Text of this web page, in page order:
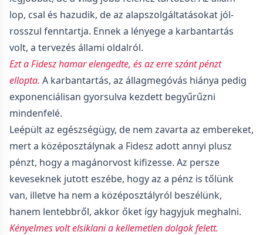
lop, csal és hazudik, de az alapszolgáltatásokat jól-
rosszul fenntartja. Ennek a lényege a karbantartás
volt, a tervezés állami oldalról.
Ezt a Fidesz hamar elengedte, és az erre szánt pénzt
ellopta. A karbantartás, az állagmegóvás hiánya pedig
exponenciálisan gyorsulva kezdett begyűrűzni
mindenfelé.
Leépült az egészségügy, de nem zavarta az embereket,
mert a középosztálynak a Fidesz adott annyi plusz
pénzt, hogy a magánorvost kifizesse. Az persze
keveseknek jutott eszébe, hogy az a pénz is tőlünk
van, illetve ha nem a középosztályról beszélünk,
hanem lentebbről, akkor őket így hagyjuk meghalni.
Kényelmes volt elsiklani a kellemetlen dolgok felett.